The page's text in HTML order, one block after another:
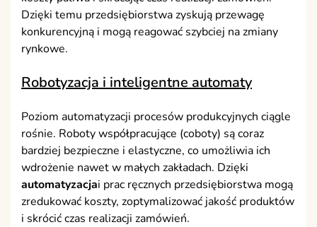
Dzięki temu przedsiębiorstwa zyskują przewagę
konkurencyjną i mogą reagować szybciej na zmiany
rynkowe.
Robotyzacja i inteligentne automaty
Poziom automatyzacji procesów produkcyjnych ciągle
rośnie. Roboty współpracujące (coboty) są coraz
bardziej bezpieczne i elastyczne, co umożliwia ich
wdrożenie nawet w małych zakładach. Dzięki
automatyzacjai prac ręcznych przedsiębiorstwa mogą
zredukować koszty, zoptymalizować jakość produktów
i skrócić czas realizacji zamówień.